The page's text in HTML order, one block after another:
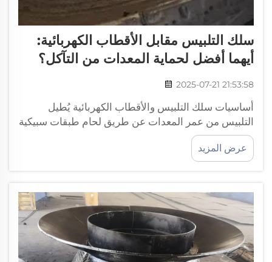
سلك التلبيس مقابل الأقطاب الكهربائية:
أيهما أفضل لحماية المعدات من التآكل؟
2025-07-21 21:53:58
أساسيات سلك التلبيس والأقطاب الكهربائية يُطيل
التلبيس من عمر المعدات عن طريق لحام طبقات سبيكية
متخصصة على المكونات التي تتعرض للاهتراء الشديد،
حيث يقاوم التآكل والصدمات والتلامس المعدني مع
المعدن والتآكل الكيميائي في قطاعات التعدين...
عرض المزيد